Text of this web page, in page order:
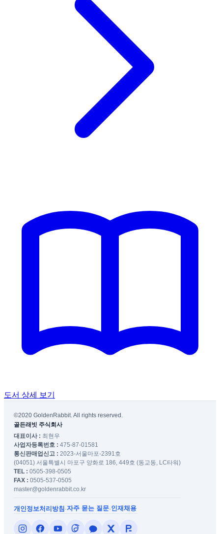
도서 상세 보기
©2020 GoldenRabbit. All rights reserved.
골든래빗 주식회사
대표이사 : 최현우
사업자등록번호 : 475-87-01581
통신판매업신고 : 2023-서울마포-2391호
(04051) 서울특별시 마포구 양화로 186, 449호 (동교동, LC타워)
TEL : 0505-398-0505
FAX : 0505-537-0505
master@goldenrabbit.co.kr
개인정보처리방침 ·자주 묻는 질문·인재채용